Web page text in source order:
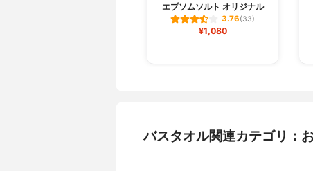
エプソムソルト オリジナル
3.76(33)
¥1,080
バスタオル関連カテゴリ：